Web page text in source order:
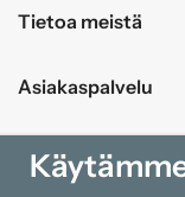
Tietoa meistä
Asiakaspalvelu
Ostokset